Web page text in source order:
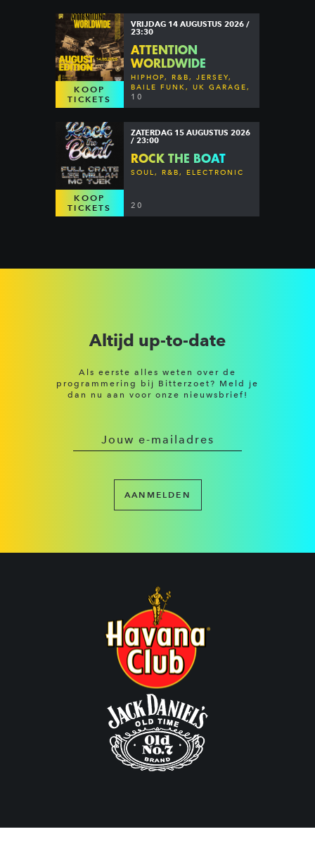
KOOP
TICKETS
VRIJDAG 14 AUGUSTUS 2026 /
23:30
ATTENTION
WORLDWIDE
HIPHOP, R&B, JERSEY,
BAILE FUNK, UK GARAGE,
DANCEHALL & MORE
10
KOOP
TICKETS
ZATERDAG 15 AUGUSTUS 2026
/ 23:00
ROCK THE BOAT
SOUL, R&B, ELECTRONIC
20
Altijd up-to-date
Als eerste alles weten over de
programmering bij Bitterzoet? Meld je
dan nu aan voor onze nieuwsbrief!
AANMELDEN